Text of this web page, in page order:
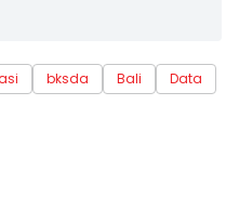
bksda Bali
Data